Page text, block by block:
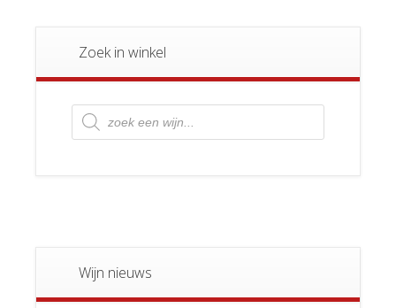
Zoek in winkel
Producten
zoeken
Wijn nieuws